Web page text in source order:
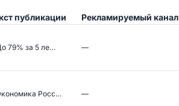
публикации Рекламируемый канал
79% за 5 ле… —
Росс… —